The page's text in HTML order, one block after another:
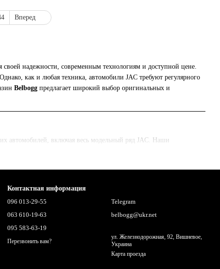
своей надежности, современным технологиям и доступной цене.
как и любая техника, автомобили JAC требуют регулярного
Belbogg предлагает широкий выбор оригинальных и
автомобилей, включая весь модельный ряд JAC. Наши
Вперед
Контактная информация
096 013-29-55
063 610-19-63
095 583-63-19
Перезвонить вам?
Telegram
belbogg@ukr.net
ул. Железнодорожная, 92, Вишневое,
Украина
Карта проезда